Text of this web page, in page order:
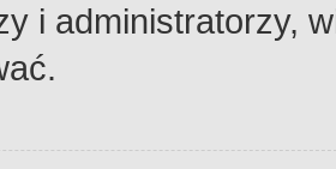
i administratorzy,